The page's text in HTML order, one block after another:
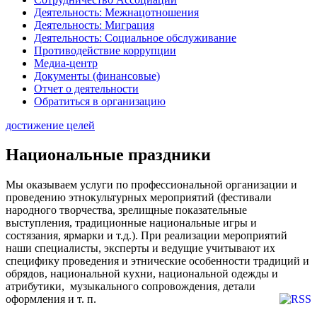
Деятельность: Межнацотношения
Деятельность: Миграция
Деятельность: Социальное обслуживание
Противодействие коррупции
Медиа-центр
Документы (финансовые)
Отчет о деятельности
Обратиться в организацию
достижение целей
Национальные праздники
Мы оказываем услуги по профессиональной организации и
проведению этнокультурных мероприятий (фестивали
народного творчества, зрелищные показательные
выступления, традиционные национальные игры и
состязания, ярмарки и т.д.). При реализации мероприятий
наши специалисты, эксперты и ведущие учитывают их
специфику проведения и этнические особенности традиций и
обрядов, национальной кухни, национальной одежды и
атрибутики, музыкального сопровождения, детали
оформления и т. п.